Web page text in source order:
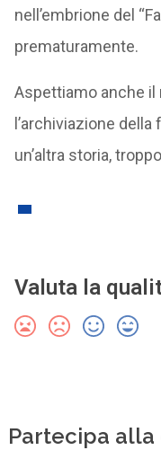
nell’embrione del
prematuramente.
Aspettiamo anche il
l’archiviazione
un’altra storia,
Valuta la
Partecipa